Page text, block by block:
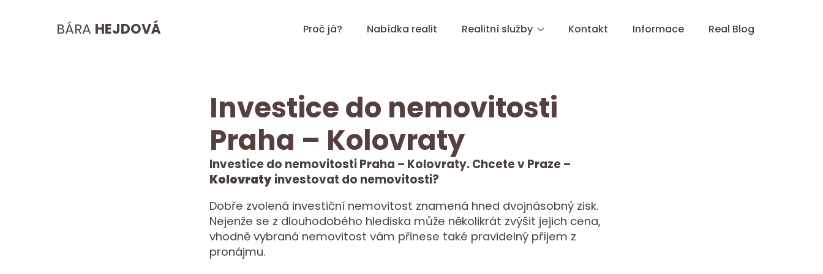
BÁRA HEJDOVÁ Proč já? Nabídka realit Realitní služby Kontakt Informace Real Blog
Investice do nemovitosti
Praha – Kolovraty
Investice do nemovitosti Praha – Kolovraty. Chcete v Praze –
Kolovraty investovat do nemovitosti?
Dobře zvolená investiční nemovitost znamená hned dvojnásobný zisk.
Nejenže se z dlouhodobého hlediska může několikrát zvýšit jejich cena,
vhodně vybraná nemovitost vám přinese také pravidelný příjem z
pronájmu.